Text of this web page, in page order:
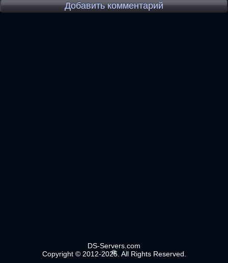
Добавить комментарий
DS-Servers.com
Copyright © 2012-2025. All Rights Reserved.